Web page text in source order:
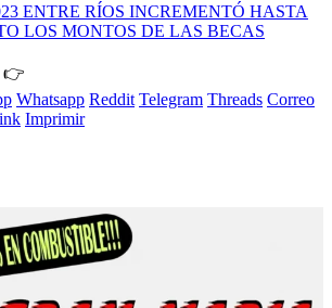
ENTRE RÍOS INCREMENTÓ HASTA
LOS MONTOS DE LAS BECAS
👉
Whatsapp Reddit Telegram Threads Correo
Imprimir